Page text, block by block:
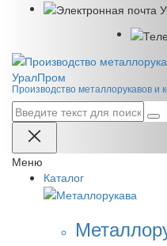
УралПром
Производство металлорукавов и
Меню
Каталог